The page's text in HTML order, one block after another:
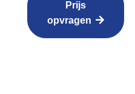
Prijs
opvragen